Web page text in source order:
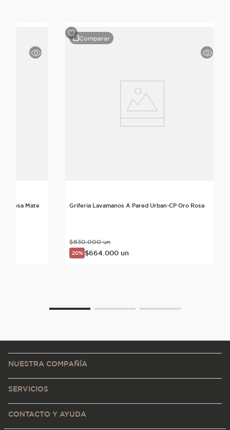
Rosa Mate
Comparar
Grifería Lavamanos A Pared Urban-CP Oro Rosa
$830.000 un
20% $664 000 un
NUESTRA COMPAÑÍA
SERVICIOS
CONTACTO Y AYUDA